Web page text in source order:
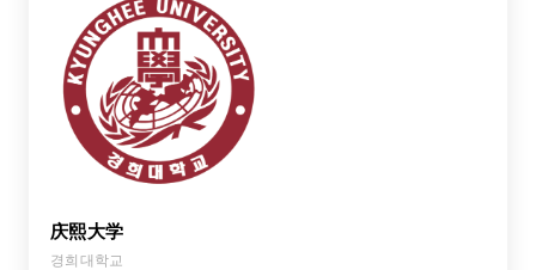
庆熙大学
경희대학교